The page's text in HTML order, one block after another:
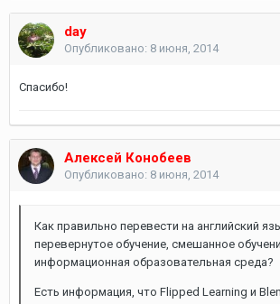
day
Опубликовано: 8 июня, 2014
Спасибо!
Алексей Конобеев
Опубликовано: 8 июня, 2014
Как правильно перевести на английский
перевернутое обучение, смешанное
информационная образовательная среда?
Есть информация, что Flipped Learning и